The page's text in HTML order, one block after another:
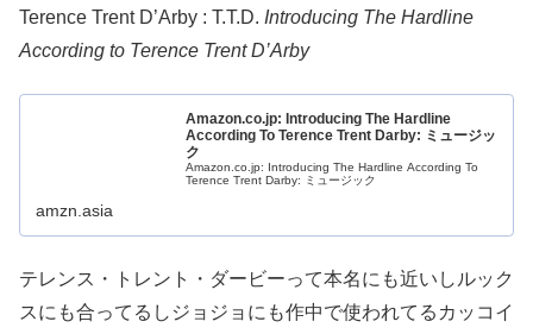
Terence Trent D’Arby : T.T.D. Introducing The Hardline
According to Terence Trent D’Arby
Amazon.co.jp: Introducing The Hardline
According To Terence Trent Darby: ミュージッ
ク
Amazon.co.jp: Introducing The Hardline According To
Terence Trent Darby: ミュージック
amzn.asia
テレンス・トレント・ダービーって本名にも近いしルック
スにも合ってるしジョジョにも作中で使われてるカッコイ